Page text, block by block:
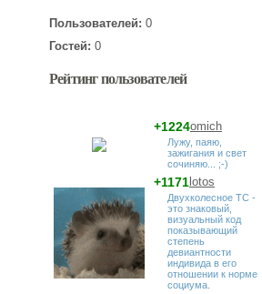
Пользователей: 0
Гостей: 0
Рейтинг пользователей
omich
+1224
Лужу, паяю,
зажигания и свет
сочиняю... ;-)
lotos
+1171
Двухколесное ТС -
это знаковый,
визуальный код
показывающий
степень
девиантности
индивида в его
отношении к норме
социума.